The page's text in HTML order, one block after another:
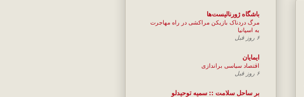
باشگاه ژورنالیست‌ها
مرگ دردناک بازیکن مراکشی در راه مهاجرت
به اسپانیا
۶ روز قبل
ایمایان
اقتصاد سیاسی براندازی
۶ روز قبل
بر ساحل سلامت :: سمیه توحیدلو